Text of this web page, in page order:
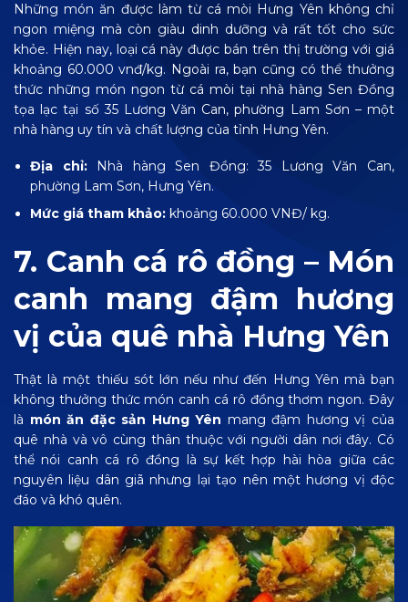
Những món ăn được làm từ cá mòi Hưng Yên không chỉ
ngon miệng mà còn giàu dinh dưỡng và rất tốt cho sức
khỏe. Hiện nay, loại cá này được bán trên thị trường với giá
khoảng 60.000 vnđ/kg. Ngoài ra, bạn cũng có thể thưởng
thức những món ngon từ cá mòi tại nhà hàng Sen Đồng
tọa lạc tại số 35 Lương Văn Can, phường Lam Sơn – một
nhà hàng uy tín và chất lượng của tỉnh Hưng Yên.
Địa chỉ:Nhà hàng Sen Đồng: 35 Lương Văn Can,
phường Lam Sơn, Hưng Yên.
Mức giá tham khảo: khoảng 60.000 VNĐ/ kg.
7. Canh cá rô đồng – Món
canh mang đậm hương
vị của quê nhà Hưng Yên
Thật là một thiếu sót lớn nếu như đến Hưng Yên mà bạn
không thưởng thức món canh cá rô đồng thơm ngon. Đây
là món ăn đặc sản Hưng Yên mang đậm hương vị của
quê nhà và vô cùng thân thuộc với người dân nơi đây. Có
thể nói canh cá rô đồng là sự kết hợp hài hòa giữa các
nguyên liệu dân giã nhưng lại tạo nên một hương vị độc
đáo và khó quên.